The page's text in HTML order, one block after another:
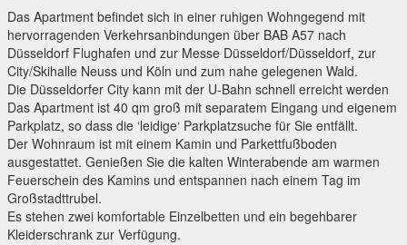
Das Apartment befindet sich in einer ruhigen Wohngegend mit
hervorragenden Verkehrsanbindungen über BAB A57 nach
Düsseldorf Flughafen und zur Messe Düsseldorf/Düsseldorf, zur
City/Skihalle Neuss und Köln und zum nahe gelegenen Wald.
Die Düsseldorfer City kann mit der U-Bahn schnell erreicht werden
Das Apartment ist 40 qm groß mit separatem Eingang und eigenem
Parkplatz, so dass die ‘leidige‘ Parkplatzsuche für Sie entfällt.
Der Wohnraum ist mit einem Kamin und Parkettfußboden
ausgestattet. Genießen Sie die kalten Winterabende am warmen
Feuerschein des Kamins und entspannen nach einem Tag im
Großstadttrubel.
Es stehen zwei komfortable Einzelbetten und ein begehbarer
Kleiderschrank zur Verfügung.